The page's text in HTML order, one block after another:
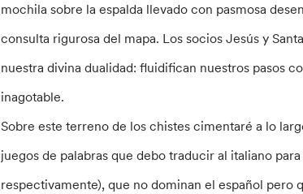
mochila sobre la espalda llevado con pasmosa
consulta rigurosa del mapa. Los socios Jesús y
nuestra divina dualidad: fluidifican nuestros pasos
inagotable.
Sobre este terreno de los chistes cimentaré a lo
juegos de palabras que debo traducir al italiano
respectivamente), que no dominan el español